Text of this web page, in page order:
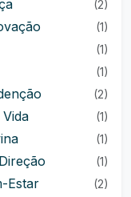
(2)
(1)
(1)
(1)
(2)
(1)
(1)
(1)
Estar (2)